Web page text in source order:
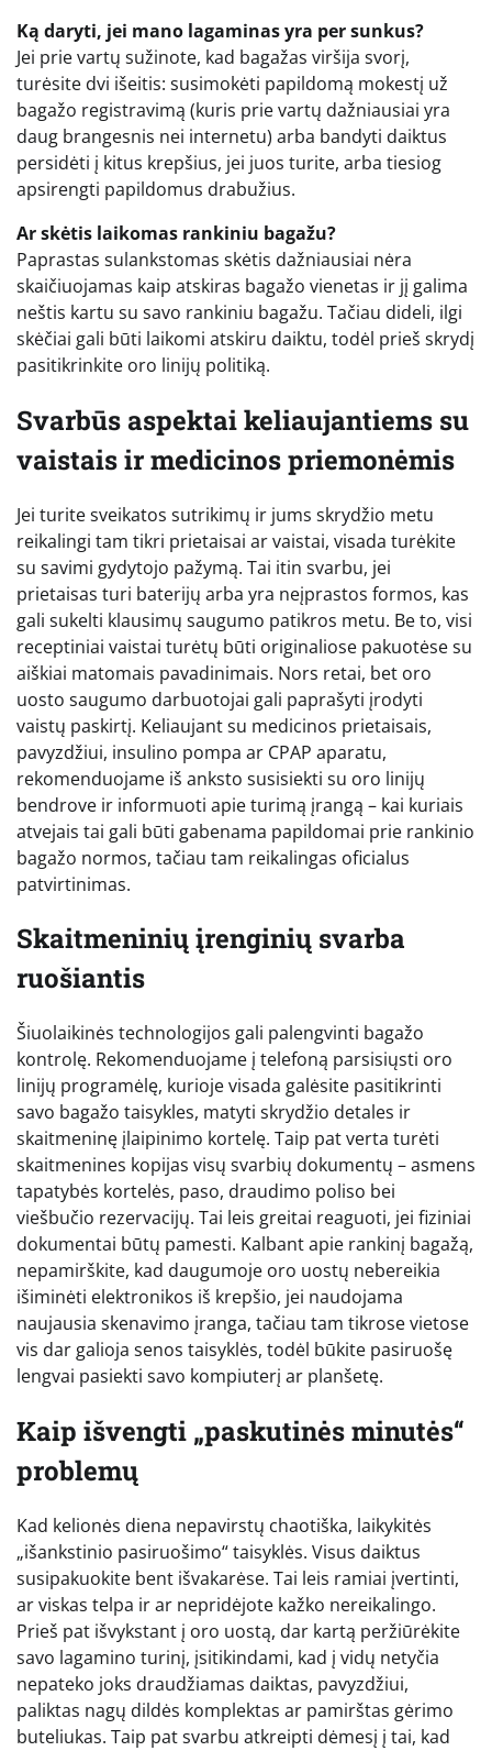
Ką daryti, jei mano lagaminas yra per sunkus?
Jei prie vartų sužinote, kad bagažas viršija svorį,
turėsite dvi išeitis: susimokėti papildomą mokestį už
bagažo registravimą (kuris prie vartų dažniausiai yra
daug brangesnis nei internetu) arba bandyti daiktus
persidėti į kitus krepšius, jei juos turite, arba tiesiog
apsirengti papildomus drabužius.
Ar skėtis laikomas rankiniu bagažu?
Paprastas sulankstomas skėtis dažniausiai nėra
skaičiuojamas kaip atskiras bagažo vienetas ir jį galima
neštis kartu su savo rankiniu bagažu. Tačiau dideli, ilgi
skėčiai gali būti laikomi atskiru daiktu, todėl prieš skrydį
pasitikrinkite oro linijų politiką.
Svarbūs aspektai keliaujantiems su
vaistais ir medicinos priemonėmis
Jei turite sveikatos sutrikimų ir jums skrydžio metu
reikalingi tam tikri prietaisai ar vaistai, visada turėkite
su savimi gydytojo pažymą. Tai itin svarbu, jei
prietaisas turi baterijų arba yra neįprastos formos, kas
gali sukelti klausimų saugumo patikros metu. Be to, visi
receptiniai vaistai turėtų būti originaliose pakuotėse su
aiškiai matomais pavadinimais. Nors retai, bet oro
uosto saugumo darbuotojai gali paprašyti įrodyti
vaistų paskirtį. Keliaujant su medicinos prietaisais,
pavyzdžiui, insulino pompa ar CPAP aparatu,
rekomenduojame iš anksto susisiekti su oro linijų
bendrove ir informuoti apie turimą įrangą – kai kuriais
atvejais tai gali būti gabenama papildomai prie rankinio
bagažo normos, tačiau tam reikalingas oficialus
patvirtinimas.
Skaitmeninių įrenginių svarba
ruošiantis
Šiuolaikinės technologijos gali palengvinti bagažo
kontrolę. Rekomenduojame į telefoną parsisiųsti oro
linijų programėlę, kurioje visada galėsite pasitikrinti
savo bagažo taisykles, matyti skrydžio detales ir
skaitmeninę įlaipinimo kortelę. Taip pat verta turėti
skaitmenines kopijas visų svarbių dokumentų – asmens
tapatybės kortelės, paso, draudimo poliso bei
viešbučio rezervacijų. Tai leis greitai reaguoti, jei fiziniai
dokumentai būtų pamesti. Kalbant apie rankinį bagažą,
nepamirškite, kad daugumoje oro uostų nebereikia
išiminėti elektronikos iš krepšio, jei naudojama
naujausia skenavimo įranga, tačiau tam tikrose vietose
vis dar galioja senos taisyklės, todėl būkite pasiruošę
lengvai pasiekti savo kompiuterį ar planšetę.
Kaip išvengti „paskutinės minutės“
problemų
Kad kelionės diena nepavirstų chaotiška, laikykitės
„išankstinio pasiruošimo“ taisyklės. Visus daiktus
susipakuokite bent išvakarėse. Tai leis ramiai įvertinti,
ar viskas telpa ir ar nepridėjote kažko nereikalingo.
Prieš pat išvykstant į oro uostą, dar kartą peržiūrėkite
savo lagamino turinį, įsitikindami, kad į vidų netyčia
nepateko joks draudžiamas daiktas, pavyzdžiui,
paliktas nagų dildės komplektas ar pamirštas gėrimo
buteliukas. Taip pat svarbu atkreipti dėmesį į tai, kad